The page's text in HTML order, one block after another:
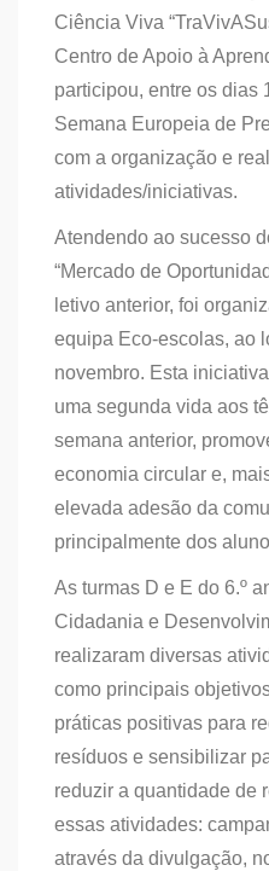
Ciência Viva
Centro de Apoio à
participou, entre os dias
Semana Europeia de
com a organização e
atividades/iniciativas.
Atendendo ao sucesso
“Mercado de
letivo anterior, foi
equipa Eco-escolas, ao
novembro. Esta
uma segunda vida aos
semana anterior,
economia circular e,
elevada adesão da
principalmente dos
As turmas D e E do 6.º
Cidadania e
realizaram diversas
como principais
práticas positivas para
resíduos e sensibilizar
reduzir a quantidade de
essas atividades:
através da divulgação,